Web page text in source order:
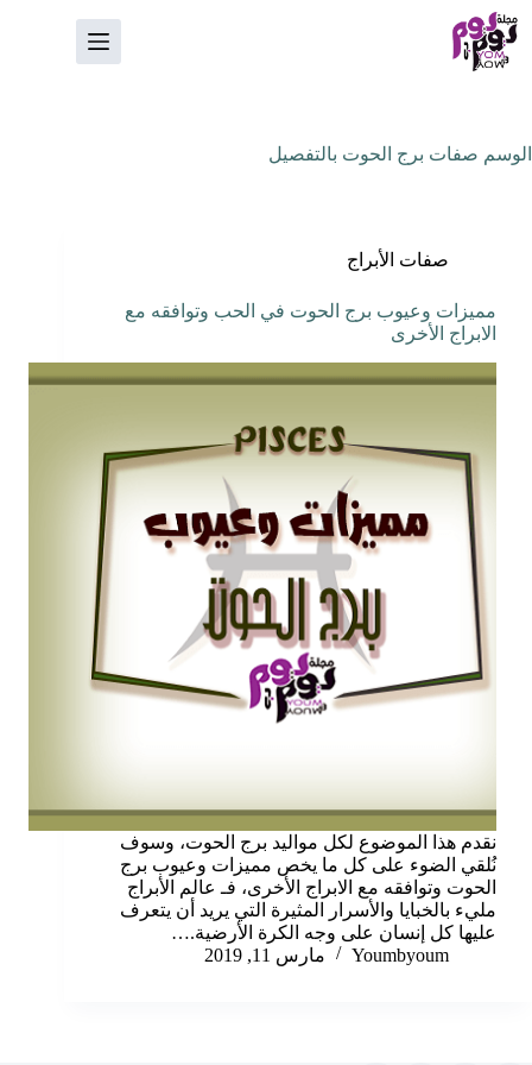
التجاوز
إلى
المحتوى
الوسم صفات برج الحوت بالتفصيل
صفات الأبراج
مميزات وعيوب برج الحوت في الحب وتوافقه مع
الابراج الأخرى
نقدم هذا الموضوع لكل مواليد برج الحوت، وسوف
نُلقي الضوء على كل ما يخص مميزات وعيوب برج
الحوت وتوافقه مع الابراج الأخرى، فـ عالم الأبراج
مليء بالخبايا والأسرار المثيرة التي يريد أن يتعرف
عليها كل إنسان على وجه الكرة الأرضية.…
Youmbyoum
مارس 11, 2019